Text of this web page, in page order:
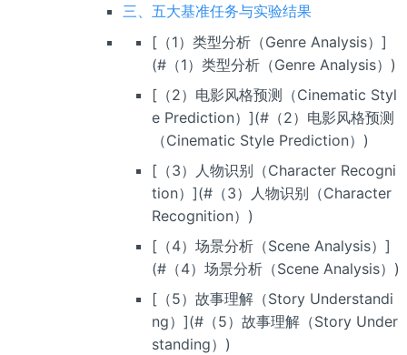
三、五大基准任务与实验结果
[（1）类型分析（Genre Analysis）]
(#（1）类型分析（Genre Analysis）)
[（2）电影风格预测（Cinematic Styl
e Prediction）](#（2）电影风格预测
（Cinematic Style Prediction）)
[（3）人物识别（Character Recogni
tion）](#（3）人物识别（Character
Recognition）)
[（4）场景分析（Scene Analysis）]
(#（4）场景分析（Scene Analysis）)
[（5）故事理解（Story Understandi
ng）](#（5）故事理解（Story Under
standing）)